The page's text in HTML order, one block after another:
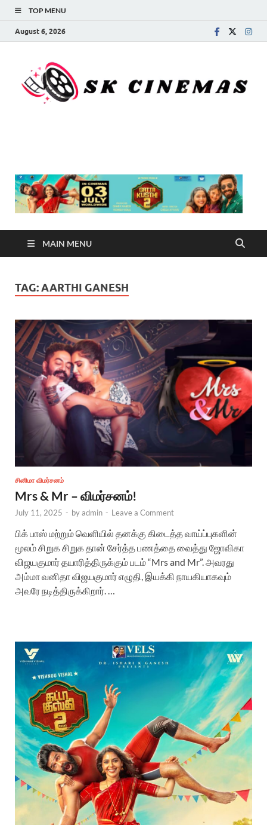
TOP MENU
August 6, 2026
MAIN MENU
TAG:AARTHI GANESH
சினிமா விமர்சனம்
Mrs & Mr – விமர்சனம்!
July 11, 2025 - byadmin - Leave a Comment
பிக் பாஸ் மற்றும் வெளியில் தனக்கு கிடைத்த வாய்ப்புகளின்
மூலம் சிறுக சிறுக தான் சேர்த்த பணத்தை வைத்து ஜோவிகா
விஜயகுமார் தயாரித்திருக்கும் படம் “Mrs and Mr”. அவரது
அம்மா வனிதா விஜயகுமார் எழுதி, இயக்கி நாயகியாகவும்
அவரே நடித்திருக்கிறார். …